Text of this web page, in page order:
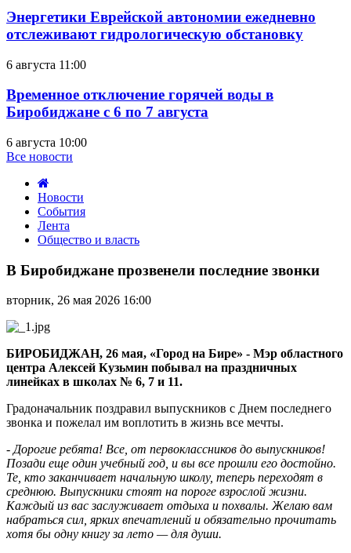
Энергетики Еврейской автономии ежедневно
отслеживают гидрологическую обстановку
6 августа 11:00
Временное отключение горячей воды в
Биробиджане с 6 по 7 августа
6 августа 10:00
Все новости
Новости
События
Лента
Общество и власть
Биробиджане
прозвенели
последние
звонки
В Биробиджане прозвенели последние звонки
вторник, 26 мая 2026 16:00
БИРОБИДЖАН, 26 мая, «Город на Бире» - Мэр областного
центра Алексей Кузьмин побывал на праздничных
линейках в школах № 6, 7 и 11.
Градоначальник поздравил выпускников с Днем последнего
звонка и пожелал им воплотить в жизнь все мечты.
- Дорогие ребята! Все, от первоклассников до выпускников!
Позади еще один учебный год, и вы все прошли его достойно.
Те, кто заканчивает начальную школу, теперь переходят в
среднюю. Выпускники стоят на пороге взрослой жизни.
Каждый из вас заслуживает отдыха и похвалы. Желаю вам
набраться сил, ярких впечатлений и обязательно прочитать
хотя бы одну книгу за лето — для души.